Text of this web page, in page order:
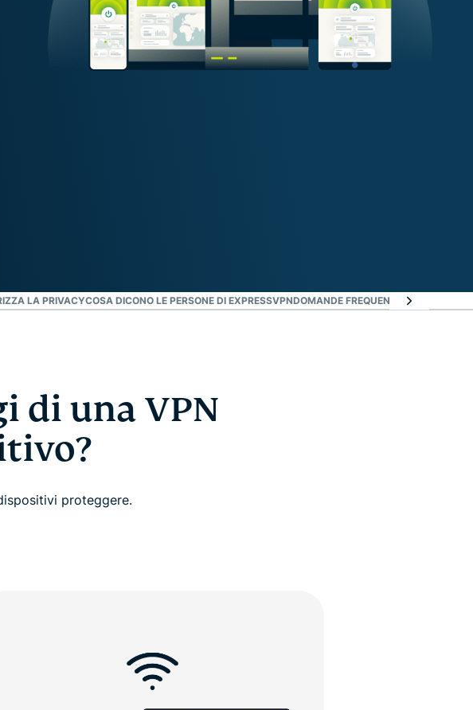
LA PRIVACYCOSA DICONO LE PERSONE DI EXPRESSVPNDOMANDE FREQUENTI SULLE VPN
di una VPN
proteggere.